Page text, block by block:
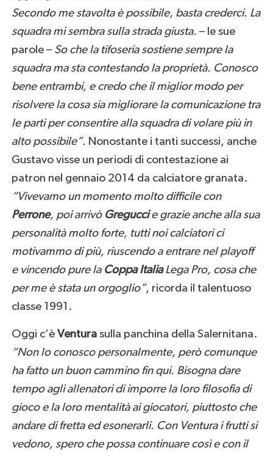
Secondo me stavolta è possibile, basta crederci. La
squadra mi sembra sulla strada giusta. – le sue
parole – So che la tifoseria sostiene sempre la
squadra ma sta contestando la proprietà. Conosco
bene entrambi, e credo che il miglior modo per
risolvere la cosa sia migliorare la comunicazione tra
le parti per consentire alla squadra di volare più in
alto possibile”. Nonostante i tanti successi, anche
Gustavo visse un periodi di contestazione ai
patron nel gennaio 2014 da calciatore granata.
“Vivevamo un momento molto difficile con
Perrone, poi arrivò Greguccie grazie anche alla sua
personalità molto forte, tutti noi calciatori ci
motivammo di più, riuscendo a entrare nel playoff
e vincendo pure la Coppa ItaliaLega Pro, cosa che
per me è stata un orgoglio”, ricorda il talentuoso
classe 1991.
Oggi c’è Venturasulla panchina della Salernitana.
“Non lo conosco personalmente, però comunque
ha fatto un buon cammino fin qui. Bisogna dare
tempo agli allenatori di imporre la loro filosofia di
gioco e la loro mentalità ai giocatori, piuttosto che
andare di fretta ed esonerarli. Con Ventura i frutti si
vedono, spero che possa continuare così e con il